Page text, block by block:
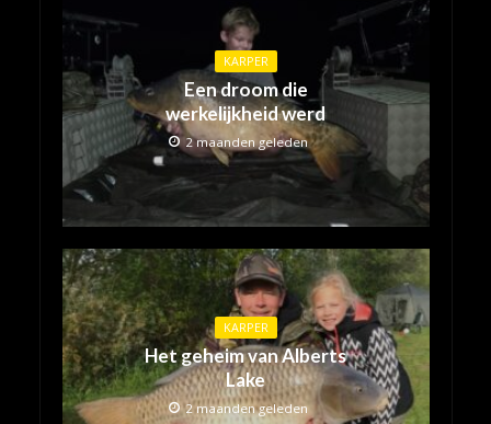
KARPER
Een droom die
werkelijkheid werd
2 maanden geleden
KARPER
Het geheim van Alberts
Lake
2 maanden geleden